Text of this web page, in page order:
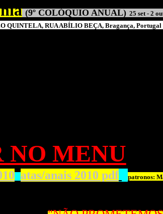
(9º COLÓQUIO ANUAL) 25 set - 2
QUINTELA, RUA ABÍLIO BEÇA, Bragança, Portugal
NO MENU
atas/anais 2010 pdf patronos: